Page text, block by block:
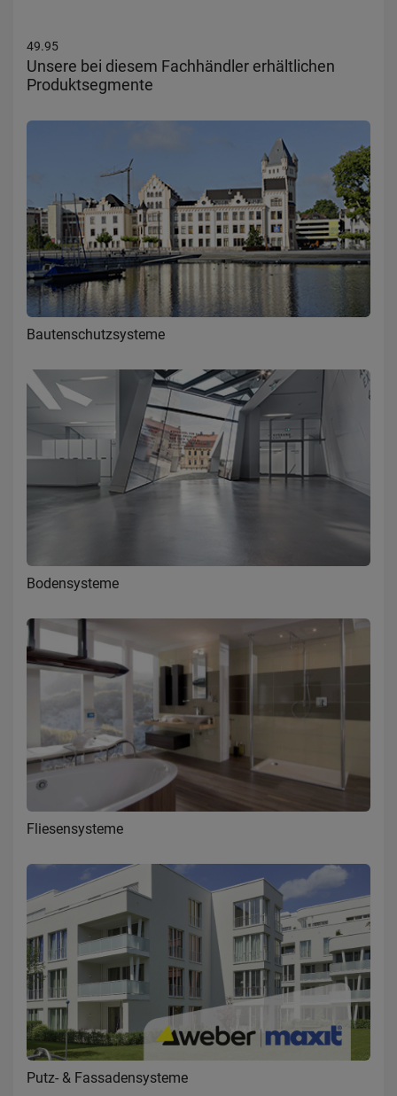
49.95
Unsere bei diesem Fachhändler erhältlichen
Produktsegmente
Bautenschutzsysteme
Bodensysteme
Fliesensysteme
Putz- & Fassadensysteme